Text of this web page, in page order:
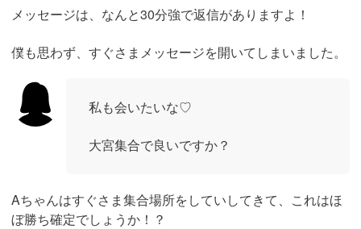
メッセージは、なんと30分強で返信がありますよ！
僕も思わず、すぐさまメッセージを開いてしまいました。
私も会いたいな♡
大宮集合で良いですか？
Aちゃんはすぐさま集合場所をしていしてきて、これはほ
ぼ勝ち確定でしょうか！？